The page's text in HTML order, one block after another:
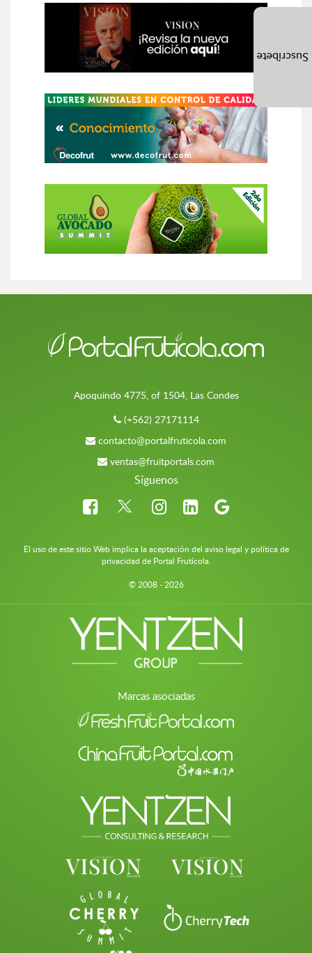
Apoquindo 4775, of 1504, Las Condes
(+562) 27171114
contacto@portalfruticola.com
ventas@fruitportals.com
Síguenos
El uso de este sitio Web implica la aceptación del aviso legal y política de
privacidad de Portal Frutícola.
© 2008 - 2026
Marcas asociadas
Suscríbete